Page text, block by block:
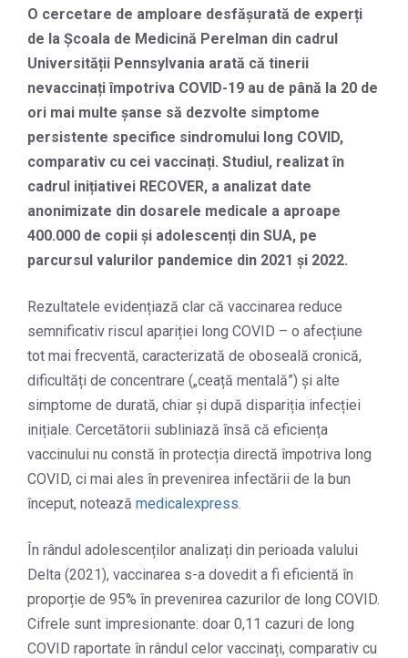
O cercetare de amploare desfășurată de experți
de la Școala de Medicină Perelman din cadrul
Universității Pennsylvania arată că tinerii
nevaccinați împotriva COVID-19 au de până la 20 de
ori mai multe șanse să dezvolte simptome
persistente specifice sindromului long COVID,
comparativ cu cei vaccinați. Studiul, realizat în
cadrul inițiativei RECOVER, a analizat date
anonimizate din dosarele medicale a aproape
400.000 de copii și adolescenți din SUA, pe
parcursul valurilor pandemice din 2021 și 2022.
Rezultatele evidențiază clar că vaccinarea reduce
semnificativ riscul apariției long COVID – o afecțiune
tot mai frecventă, caracterizată de oboseală cronică,
dificultăți de concentrare („ceață mentală”) și alte
simptome de durată, chiar și după dispariția infecției
inițiale. Cercetătorii subliniază însă că eficiența
vaccinului nu constă în protecția directă împotriva long
COVID, ci mai ales în prevenirea infectării de la bun
început, notează medicalexpress.
În rândul adolescenților analizați din perioada valului
Delta (2021), vaccinarea s-a dovedit a fi eficientă în
proporție de 95% în prevenirea cazurilor de long COVID.
Cifrele sunt impresionante: doar 0,11 cazuri de long
COVID raportate în rândul celor vaccinați, comparativ cu